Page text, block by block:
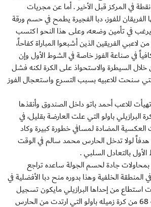
توقف رصيده عند ال22 نقطة في المركز قبل الأخير . أما عن مجريات
الفريقان للفوز، دبا الفجيرة يطمح في حسم ورقة
يرغب في تأمين وضعه، وعلى هذا النحو اكتسب
من لاعبي الفريقين الذين أشبعوا المباراة كفاحاً،
في صناعة الفوز خاصة في الشوط الأول وإن
خلال السيطرة والاستحواذ على الكرة لكنه فشل
سنحت للاعبيه بسبب التسرع واستعجال الفوز
للاعب أحمد باتو داخل الصندوق وأنقذها
باولو التي علت العارضة بقليل، في
المضادة لمسافي خطورة كبيرة وكاد
لولا تدخل الحارس محمد سالم في الوقت
بالتعادل السلبي .
بمحاولات جادة لحسم الجولة ساعده تراجع
الخلفية وهذا بدوره منح دبا الأفضلية في
من إحداها البرازيلي مايكون تسجيل
هدف التقدم عند الدقيقة 68 من كرة زميله باولو التي ارتدت من الحارس